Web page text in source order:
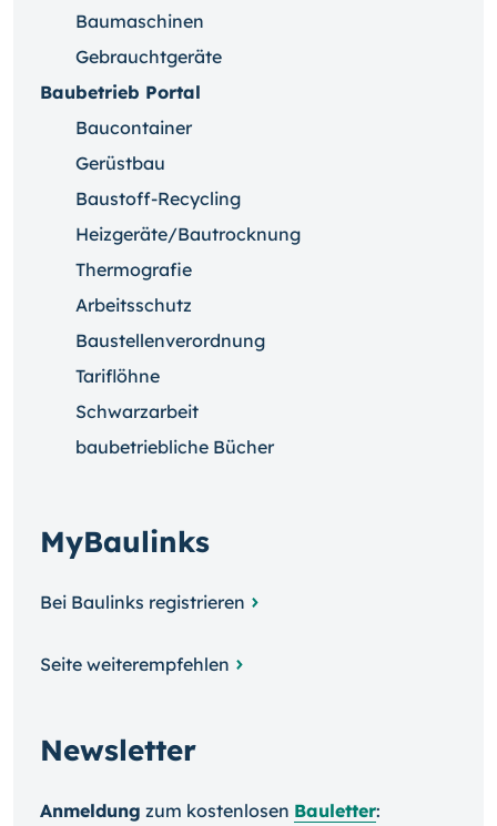
Baumaschinen
Gebrauchtgeräte
Baubetrieb Portal
Baucontainer
Gerüstbau
Baustoff-Recycling
Heizgeräte/Bautrocknung
Thermografie
Arbeitsschutz
Baustellenverordnung
Tariflöhne
Schwarzarbeit
baubetriebliche Bücher
MyBaulinks
Bei Baulinks registrieren
Seite weiterempfehlen
Newsletter
Anmeldung zum kosten­losen Bauletter: